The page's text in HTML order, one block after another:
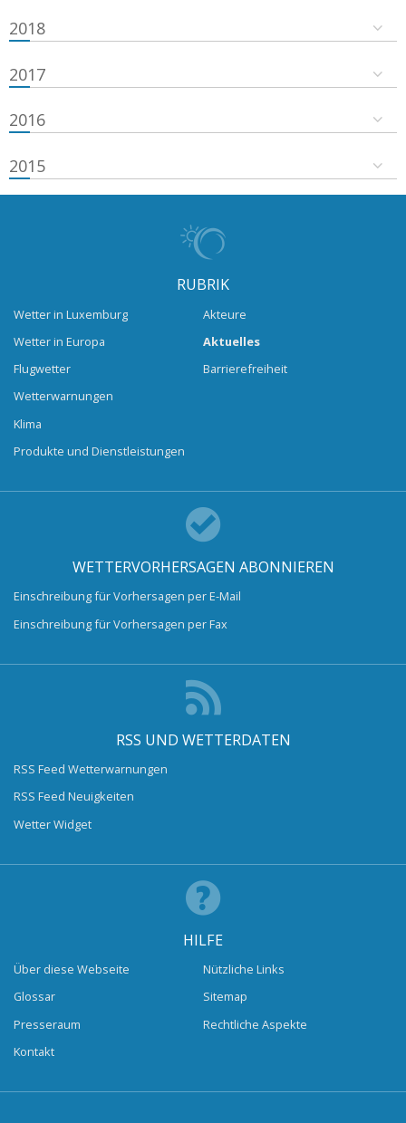
2018
2017
2016
2015
RUBRIK
Wetter in Luxemburg
Wetter in Europa
Flugwetter
Wetterwarnungen
Klima
Produkte und Dienstleistungen
Akteure
Aktuelles
Barrierefreiheit
WETTERVORHERSAGEN ABONNIEREN
Einschreibung für Vorhersagen per E-Mail
Einschreibung für Vorhersagen per Fax
RSS UND WETTERDATEN
RSS Feed Wetterwarnungen
RSS Feed Neuigkeiten
Wetter Widget
HILFE
Über diese Webseite
Glossar
Presseraum
Kontakt
Nützliche Links
Sitemap
Rechtliche Aspekte